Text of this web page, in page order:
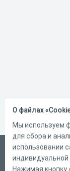
Русский
Справка
О файлах
Мы используем
для сбора и
использовании
Нажимая кнопку